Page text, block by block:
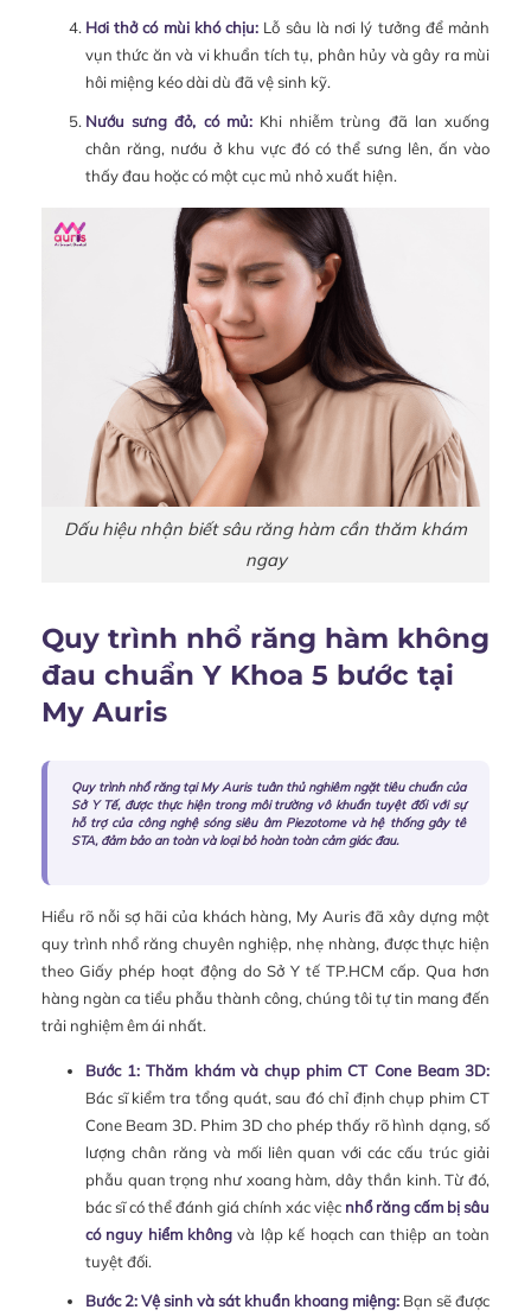
Hơi thở có mùi khó chịu: Lỗ sâu là nơi lý tưởng để mảnh
vụn thức ăn và vi khuẩn tích tụ, phân hủy và gây ra mùi
hôi miệng kéo dài dù đã vệ sinh kỹ.
Nướu sưng đỏ, có mủ:Khi nhiễm trùng đã lan xuống
chân răng, nướu ở khu vực đó có thể sưng lên, ấn vào
thấy đau hoặc có một cục mủ nhỏ xuất hiện.
Dấu hiệu nhận biết sâu răng hàm cần thăm khám
ngay
Quy trình nhổ răng hàm không
đau chuẩn Y Khoa 5 bước tại
My Auris
Quy trình nhổ răng tại My Auris tuân thủ nghiêm ngặt tiêu chuẩn của
Sở Y Tế, được thực hiện trong môi trường vô khuẩn tuyệt đối với sự
hỗ trợ của công nghệ sóng siêu âm Piezotome và hệ thống gây tê
STA, đảm bảo an toàn và loại bỏ hoàn toàn cảm giác đau.
Hiểu rõ nỗi sợ hãi của khách hàng, My Auris đã xây dựng một
quy trình nhổ răng chuyên nghiệp, nhẹ nhàng, được thực hiện
theo Giấy phép hoạt động do Sở Y tế TP.HCM cấp. Qua hơn
hàng ngàn ca tiểu phẫu thành công, chúng tôi tự tin mang đến
trải nghiệm êm ái nhất.
Bước 1: Thăm khám và chụp phim CT Cone Beam 3D:
Bác sĩ kiểm tra tổng quát, sau đó chỉ định chụp phim CT
Cone Beam 3D. Phim 3D cho phép thấy rõ hình dạng, số
lượng chân răng và mối liên quan với các cấu trúc giải
phẫu quan trọng như xoang hàm, dây thần kinh. Từ đó,
bác sĩ có thể đánh giá chính xác việc nhổ răng cấm bị sâu
có nguy hiểm không và lập kế hoạch can thiệp an toàn
tuyệt đối.
Bước 2: Vệ sinh và sát khuẩn khoang miệng: Bạn sẽ được